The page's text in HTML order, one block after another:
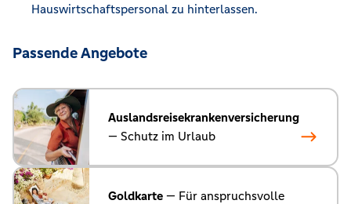
Hauswirtschaftspersonal zu hinterlassen.
Passende Angebote
Auslandsreisekrankenversicherung
— Schutz im Urlaub
Goldkarte — Für anspruchsvolle